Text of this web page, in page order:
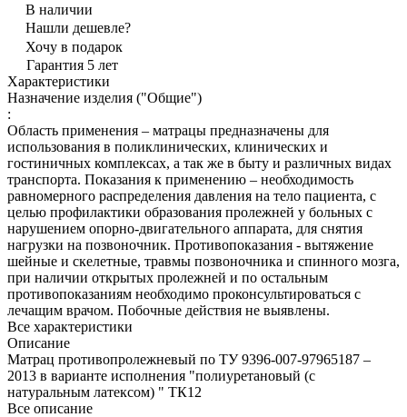
В наличии
Нашли дешевле?
Хочу в подарок
Гарантия 5 лет
Характеристики
Назначение изделия ("Общие")
:
Область применения – матрацы предназначены для
использования в поликлинических, клинических и
гостиничных комплексах, а так же в быту и различных видах
транспорта. Показания к применению – необходимость
равномерного распределения давления на тело пациента, с
целью профилактики образования пролежней у больных с
нарушением опорно-двигательного аппарата, для снятия
нагрузки на позвоночник. Противопоказания - вытяжение
шейные и скелетные, травмы позвоночника и спинного мозга,
при наличии открытых пролежней и по остальным
противопоказаниям необходимо проконсультироваться с
лечащим врачом. Побочные действия не выявлены.
Все характеристики
Описание
Матрац противопролежневый по ТУ 9396-007-97965187 –
2013 в варианте исполнения "полиуретановый (с
натуральным латексом) " ТК12
Все описание